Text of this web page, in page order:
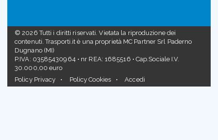
©2026 Tutti i diritti riservati. Vietata la riproduzione dei
contenuti. Trasporti.it è una proprietà MC Partner Srl Paderno
Dugnano (MI)
P.IVA: 03585430964 • nr REA: 1685516 • Cap.Sociale I.V.
30.000,00 euro
Policy Privacy
Policy Cookies Accedi